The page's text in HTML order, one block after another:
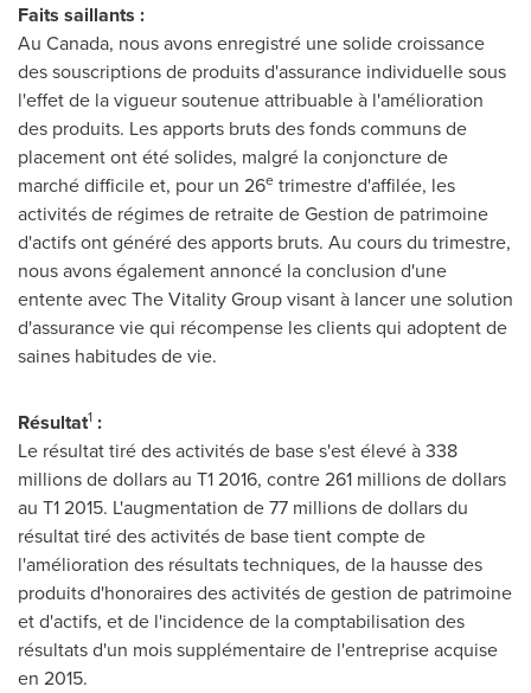
Faits saillants :
Au Canada, nous avons enregistré une solide croissance
des souscriptions de produits d'assurance individuelle sous
l'effet de la vigueur soutenue attribuable à l'amélioration
des produits. Les apports bruts des fonds communs de
placement ont été solides, malgré la conjoncture de
marché difficile et, pour un 26e trimestre d'affilée, les
activités de régimes de retraite deGestion de patrimoine
d'actifs ont généré des apports bruts. Au cours du trimestre,
nous avons également annoncé la conclusion d'une
entente avec The Vitality Group visant à lancer une solution
d'assurance vie qui récompense les clients qui adoptent de
saines habitudes de vie.
Résultat1 :
Le résultat tiré des activités de base s'est élevé à 338
millions de dollars au T1 2016, contre 261 millions de dollars
au T1 2015. L'augmentation de 77 millions de dollars du
résultat tiré des activités de base tient compte de
l'amélioration des résultats techniques, de la hausse des
produits d'honoraires des activités de gestion de patrimoine
et d'actifs, et de l'incidence de la comptabilisation des
résultats d'un mois supplémentaire de l'entreprise acquise
en 2015.